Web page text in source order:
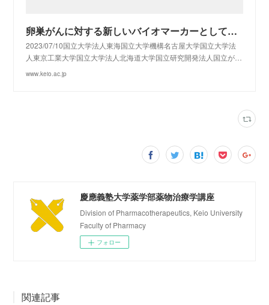
卵巣がんに対する新しいバイオマーカーとして期待―ポリケトン鎖修飾ナノワイヤを用いた新たなエクソソーム捕捉法を開発―：[慶應義塾]
2023/07/10国立大学法人東海国立大学機構名古屋大学国立大学法
人東京工業大学国立大学法人北海道大学国立研究開発法人国立が…
www.keio.ac.jp
慶應義塾大学薬学部薬物治療学講座
Division of Pharmacotherapeutics, Keio University
Faculty of Pharmacy
フォロー
関連記事